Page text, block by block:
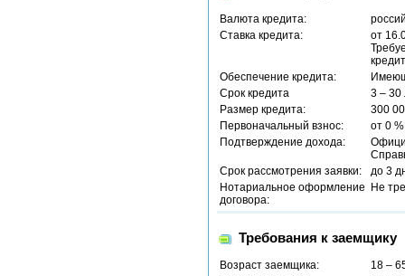
Валюта кредита:
Ставка кредита:
от
Обеспечение кредита:
Срок кредита
3 – 30
Размер кредита:
300
Первоначальный взнос:
от 0 %
Подтверждение дохода:
Срок рассмотрения заявки:
до 3
Нотариальное оформление
договора:
Не
Требования к заемщику
Возраст заемщика:
18 –